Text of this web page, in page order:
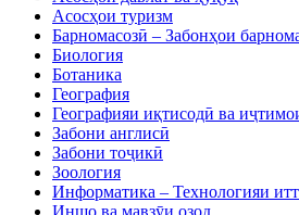
Асосҳои туризм
Барномасозӣ – Забонҳои
Биология
Ботаника
География
Географияи иқтисодӣ ва
Забони англисӣ
Забони тоҷикӣ
Зоология
Информатика – Технологияи
Иншо ва мавзӯи озод